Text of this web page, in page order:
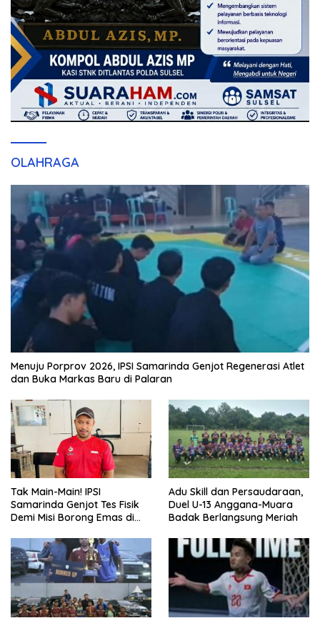
OLAHRAGA
Menuju Porprov 2026, IPSI Samarinda Genjot Regenerasi Atlet
dan Buka Markas Baru di Palaran
Tak Main-Main! IPSI
Samarinda Genjot Tes Fisik
Demi Misi Borong Emas di
Adu Skill dan Persaudaraan,
Duel U-13 Anggana-Muara
Badak Berlangsung Meriah